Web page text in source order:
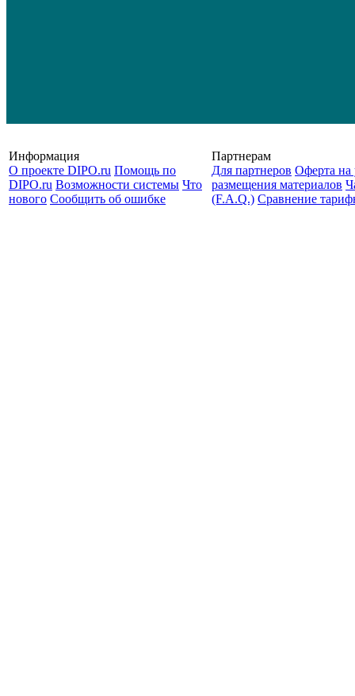
Информация
О проекте DIPO.ru Помощь по
DIPO.ru Возможности системы Что
нового Сообщить об ошибке
Партнерам
Для партнеров Оферта на
размещения материалов
(F.A.Q.) Cравнение